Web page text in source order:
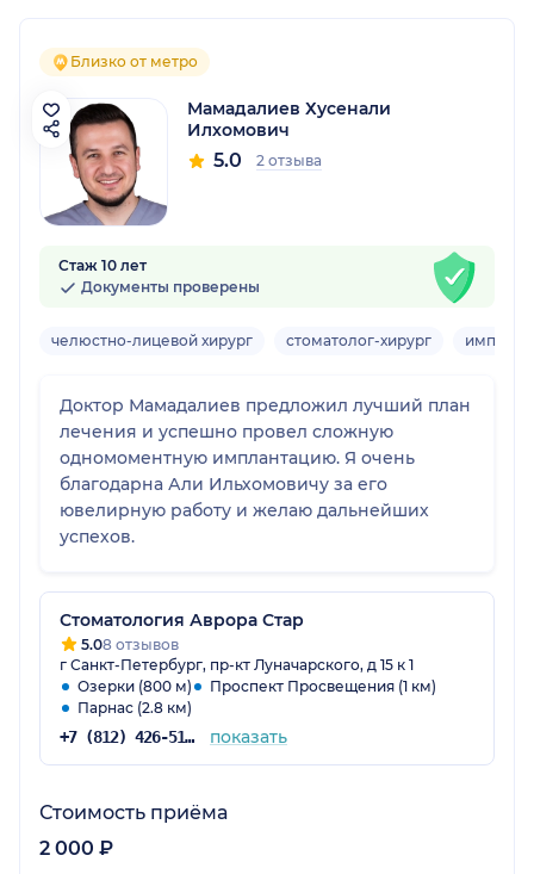
Близко от метро
Мамадалиев Хусенали
Илхомович
5.0 2 отзыва
Стаж 10 лет
Документы проверены
челюстно-лицевой хирург стоматолог-хирург
Доктор Мамадалиев предложил лучший план
лечения и успешно провел сложную
одномоментную имплантацию. Я очень
благодарна Али Ильхомовичу за его
ювелирную работу и желаю дальнейших
успехов.
Стоматология Аврора Стар
5.08 отзывов
г Санкт-Петербург, пр-кт Луначарского, д 15 к 1
Озерки (800 м)
Проспект Просвещения (1 км)
Парнас (2.8 км)
+7 (812) 426-51-72 показать
Стоимость приёма
2 000 ₽